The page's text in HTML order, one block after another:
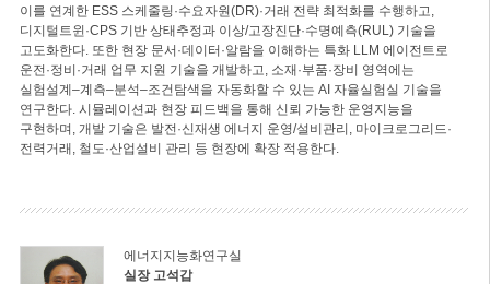
이를 연계한 ESS 스케줄링·수요자원(DR)·거래 전략 최적화를 수행하고,
디지털트윈·CPS 기반 상태추정과 이상/고장진단·수명예측(RUL) 기술을
고도화한다. 또한 현장 문서·데이터·알람을 이해하는 특화 LLM 에이전트로
운전·정비·거래 업무 지원 기술을 개발하고, 소재·부품·장비 영역에는
실험설계–계측–분석–조건탐색을 자동화할 수 있는 AI 자율실험실 기술을
연구한다. 시뮬레이션과 현장 피드백을 통해 신뢰 가능한 운영지능을
구현하며, 개발 기술은 발전·신재생 에너지 운영/설비관리, 마이크로그리드·
전력거래, 철도·산업설비 관리 등 현장에 확장 적용한다.
에너지지능화연구실
실장 고석갑